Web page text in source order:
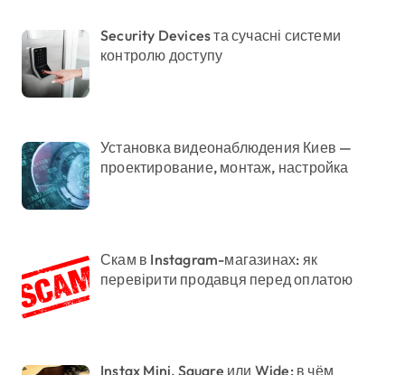
Security Devices та сучасні системи
контролю доступу
Установка видеонаблюдения Киев —
проектирование, монтаж, настройка
Скам в Instagram-магазинах: як
перевірити продавця перед оплатою
Instax Mini, Square или Wide: в чём